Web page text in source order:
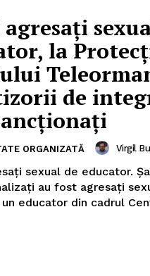
la
de
ORGANIZATĂ Virgil
sexual de educator.
au fost agresați
un educator din cadrul